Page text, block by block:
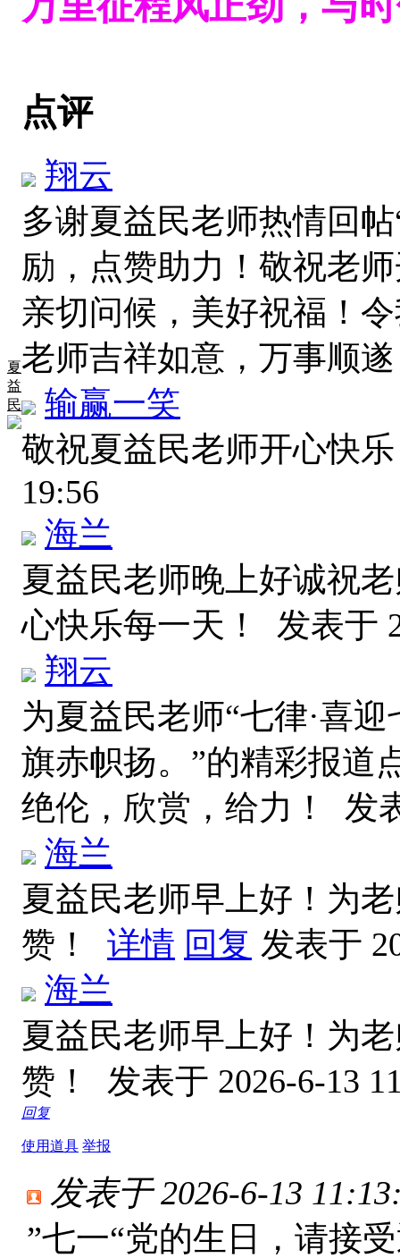
夏
益
民
点评
翔云
多谢夏益民老师热情回
励，点赞助力！敬祝老
亲切问候，美好祝福！
老师吉祥如意，万事顺
输赢一笑
敬祝夏益民老师开心快
19:56
海兰
夏益民老师晚上好诚祝
心快乐每一天！ 发表于
翔云
为夏益民老师“七律·喜
旗赤帜扬。”的精彩报道
绝伦，欣赏，给力！ 发
海兰
夏益民老师早上好！为
赞！ 详情 回复 发表于
海兰
夏益民老师早上好！为
赞！ 发表于 2026-6-13
回复
使用道具 举报
发表于 2026-6-13
”七一“党的生日，请接